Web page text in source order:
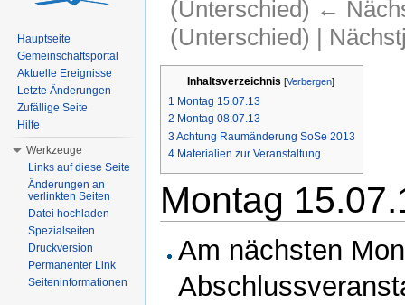
(Unterschied) ←
(Unterschied) |
Inhaltsverzeichnis [Verbergen]
1 Montag 15.07.13
2 Montag 08.07.13
3Achtung Raumänderung SoSe 2013
4 Materialien zur Veranstaltung
Montag
Am nächsten
Hauptseite
Gemeinschaftsportal
Aktuelle Ereignisse
Letzte Änderungen
Zufällige Seite
Hilfe
Werkzeuge
Links auf diese Seite
Änderungen an
verlinkten Seiten
Datei hochladen
Spezialseiten
Druckversion
Permanenter Link
Seiteninformationen